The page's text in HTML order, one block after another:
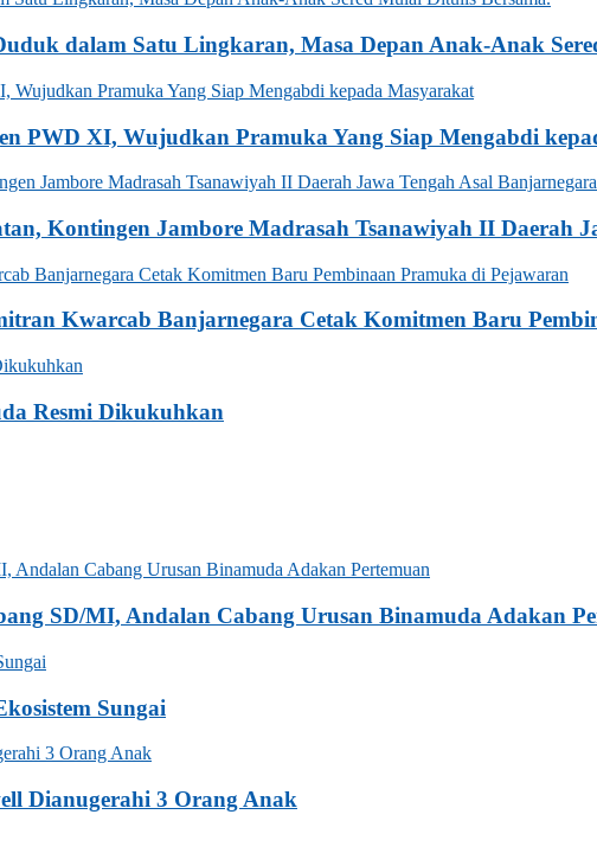
dalam Satu Lingkaran, Masa Depan Anak-Anak
PWD XI, Wujudkan Pramuka Yang Siap Mengabdi
Kontingen Jambore Madrasah Tsanawiyah II Daerah
Kwarcab Banjarnegara Cetak Komitmen Baru
Resmi Dikukuhkan
SD/MI, Andalan Cabang Urusan Binamuda Adakan
Sungai
Dianugerahi 3 Orang Anak